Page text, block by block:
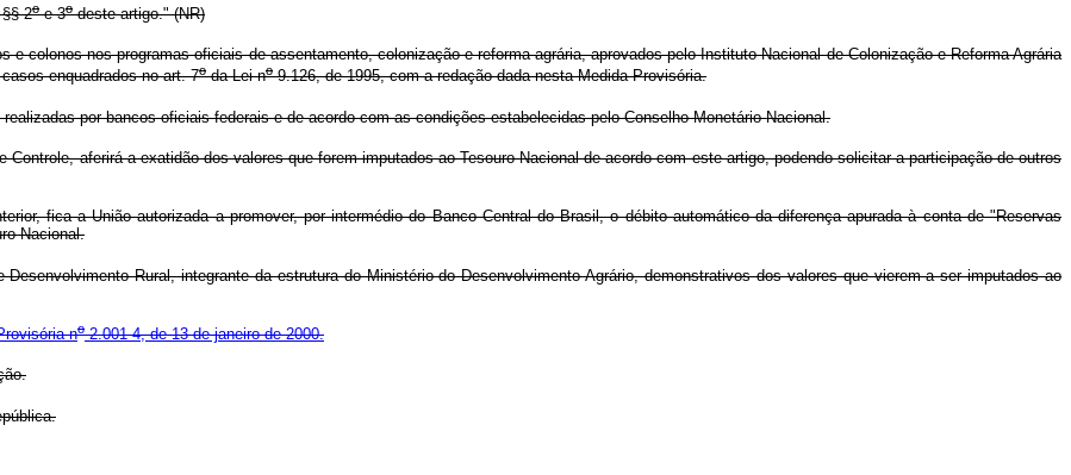
2oe 3odeste artigo." (NR)
colonos nos programas oficiais de assentamento, colonização e reforma agrária, aprovados pelo Instituto Nacional de Colonização e Reforma Agrária
enquadrados no art. 7oda Lei no9.126, de 1995, com a redação dada nesta Medida Provisória.
por bancos oficiais federais e de acordo com as condições estabelecidas pelo Conselho Monetário Nacional.
aferirá a exatidão dos valores que forem imputados ao Tesouro Nacional de acordo com este artigo, podendo solicitar a participação de outros
fica a União autorizada a promover, por intermédio do Banco Central do Brasil, o débito automático da diferença apurada à conta de "Reservas
Nacional.
Rural, integrante da estrutura do Ministério do Desenvolvimento Agrário, demonstrativos dos valores que vierem a ser imputados ao
no2.001-4, de 13 de janeiro de 2000.